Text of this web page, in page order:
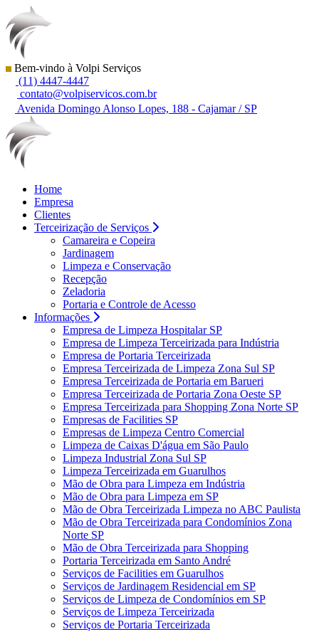
Bem-vindo à Volpi Serviços
(11) 4447-4447
contato@volpiservicos.com.br
Avenida Domingo Alonso Lopes, 188 - Cajamar / SP
Home
Empresa
Clientes
Terceirização de Serviços
Camareira e Copeira
Jardinagem
Limpeza e Conservação
Recepção
Zeladoria
Portaria e Controle de Acesso
Informações
Empresa de Limpeza Hospitalar SP
Empresa de Limpeza Terceirizada para Indústria
Empresa de Portaria Terceirizada
Empresa Terceirizada de Limpeza Zona Sul SP
Empresa Terceirizada de Portaria em Barueri
Empresa Terceirizada de Portaria Zona Oeste SP
Empresa Terceirizada para Shopping Zona Norte SP
Empresas de Facilities SP
Empresas de Limpeza Centro Comercial
Limpeza de Caixas D'água em São Paulo
Limpeza Industrial Zona Sul SP
Limpeza Terceirizada em Guarulhos
Mão de Obra para Limpeza em Indústria
Mão de Obra para Limpeza em SP
Mão de Obra Terceirizada Limpeza no ABC Paulista
Mão de Obra Terceirizada para Condomínios Zona
Norte SP
Mão de Obra Terceirizada para Shopping
Portaria Terceirizada em Santo André
Serviços de Facilities em Guarulhos
Serviços de Jardinagem Residencial em SP
Serviços de Limpeza de Condomínios em SP
Serviços de Limpeza Terceirizada
Serviços de Portaria Terceirizada